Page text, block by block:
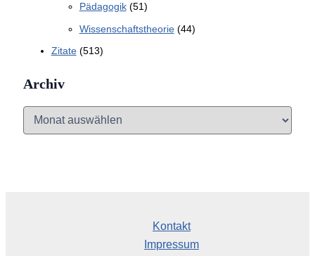
Pädagogik(51)
Wissenschaftstheorie(44)
Zitate(513)
Archiv
Kontakt
Impressum